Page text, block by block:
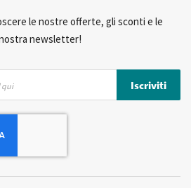
le nostre offerte, gli sconti e le
newsletter!
Iscriviti